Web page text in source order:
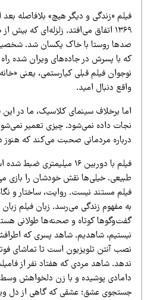
«زندگی و دیگر هیچ» بلافاصله بعد از
۱۳۶۹
روستا با خاک یکسان شد. شخصیت
با پسرش در جاده‌های ویران شده راه
فیلم قبلی کیارستمی، یعنی «خانه
دنبال امید.
برخلاف سینمای کلاسیک، ما در این
داده نمی‌شود. چیزی تعمیر نمی‌شود.
مردمانی صحبت می‌کند که هنوز در دل
فیلم با دوربین ۱۶ میلیمتری ضبط
خیلی‌ها نقش خودشان را بازی می‌کنند
مستند نیست. روایت، ساختار و نگاه
مفهوم زندگی می‌رسد. زبان فیلم زبان
کوتاه و صحنه‌ها طولانی هستند.
شاهدیم. شاهد پسری که اطرافش
آنتن تلویزیون است تا تماشای فوتبال
شاهد مردی که هفتاد نفر از فامیلش
پوشیده و با زن دلخواهش وسط
عشق؛ عشقی که گاهی از دل